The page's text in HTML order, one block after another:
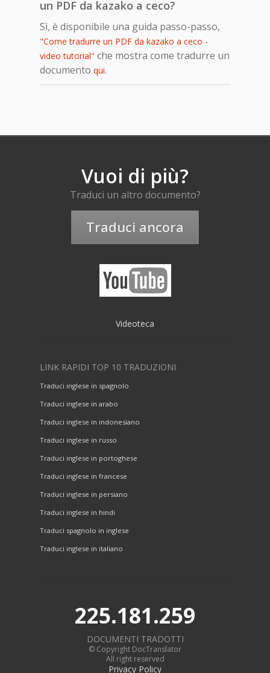
un PDF da kazako a ceco?
Sì, è disponibile una guida passo-passo,
"Come tradurre un PDF da kazako a ceco -
video tutorial" che mostra come tradurre un
documento qui.
Vuoi di più?
Traduci un altro documento?
Traduci ancora
Videoteca
LINK RAPIDI TOP 10 TRADUZIONI
Traduci inglese in spagnolo
Traduci inglese in arabo
Traduci inglese in indonesiano
Traduci inglese in russo
Traduci inglese in portoghese
Traduci inglese in francese
Traduci inglese in persiano
Traduci inglese in hindi
Traduci spagnolo in inglese
Traduci inglese in italiano
225.181.259
DOCUMENTI TRADOTTI
© Copyright DocTranslator
All right reserved
Privacy Policy